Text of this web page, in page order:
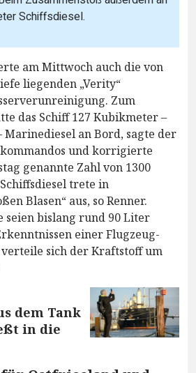
Schiffsdiesel.
am Mittwoch auch die von
liegenden „Verity“
Zum
das Schiff 127 Kubikmeter –
Marinediesel an Bord, sagte der
und korrigierte
genannte Zahl von 1300
trete in
Blasen“ aus, so Renner.
seien bislang rund 90 Liter
einer Flugzeug-
sich der Kraftstoff um
dem Tank
in die